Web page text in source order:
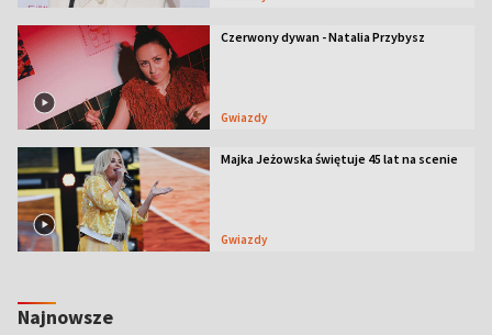
Czerwony dywan - Natalia Przybysz
Gwiazdy
Majka Jeżowska świętuje 45 lat na scenie
Gwiazdy
Najnowsze